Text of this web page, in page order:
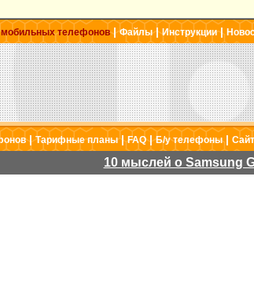
мобильных телефонов|Файлы|Инструкции|
|Тарифные планы|FAQ|Б/у телефоны|
10 мыслей о Samsung